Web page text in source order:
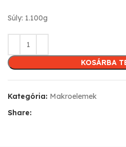
Súly: 1.100g
KOSÁRBA
Kategória: Makroelemek
Share: